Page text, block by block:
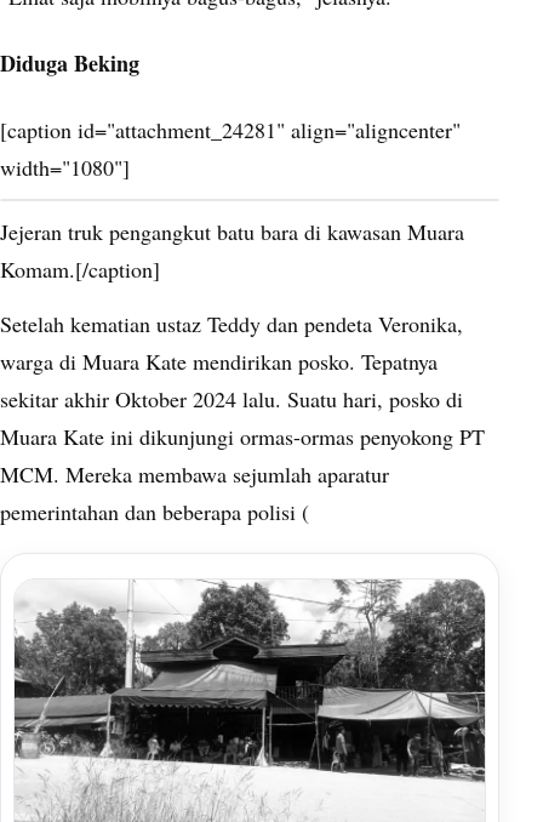
Diduga Beking
[caption id="attachment_24281" align="aligncenter"
width="1080"]
Jejeran truk pengangkut batu bara di kawasan Muara
Komam.[/caption]
Setelah kematian ustaz Teddy dan pendeta Veronika,
warga di Muara Kate mendirikan posko. Tepatnya
sekitar akhir Oktober 2024 lalu. Suatu hari, posko di
Muara Kate ini dikunjungi ormas-ormas penyokong PT
MCM. Mereka membawa sejumlah aparatur
pemerintahan dan beberapa polisi (